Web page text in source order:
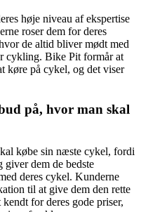
høje niveau af ekspertise
roser dem for deres
de altid bliver mødt med
cykling. Bike Pit formår at
køre på cykel, og det viser
på, hvor man skal
købe sin næste cykel, fordi
giver dem de bedste
deres cykel. Kunderne
til at give dem den rette
for deres gode priser,